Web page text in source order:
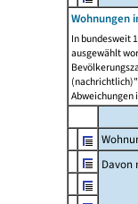
Wohnungen
In bundesweit
ausgewählt
Abweichungen
Davon